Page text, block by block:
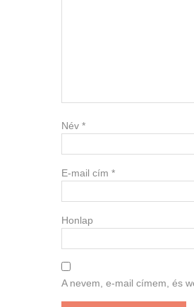
Név *
E-mail cím *
Honlap
A nevem, e-mail címem, és